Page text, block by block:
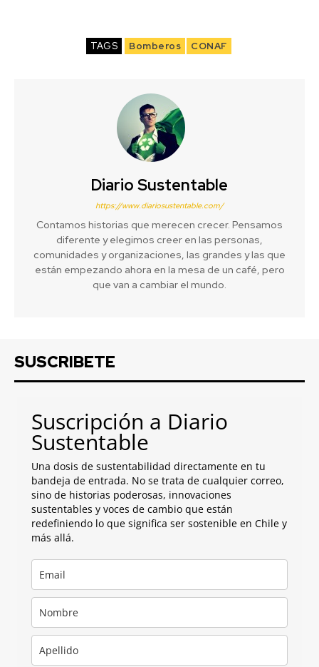
TAGS Bomberos CONAF
Diario Sustentable
https://www.diariosustentable.com/
Contamos historias que merecen crecer. Pensamos
diferente y elegimos creer en las personas,
comunidades y organizaciones, las grandes y las que
están empezando ahora en la mesa de un café, pero
que van a cambiar el mundo.
SUSCRIBETE
Suscripción a Diario
Sustentable
Una dosis de sustentabilidad directamente en tu
bandeja de entrada. No se trata de cualquier correo,
sino de historias poderosas, innovaciones
sustentables y voces de cambio que están
redefiniendo lo que significa ser sostenible en Chile y
más allá.